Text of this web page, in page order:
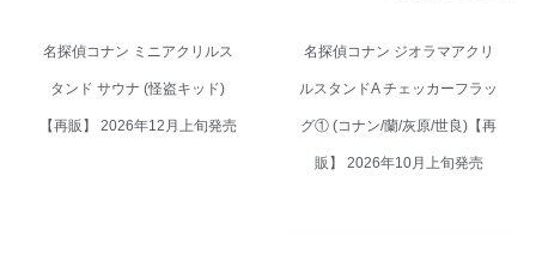
名探偵コナン ミニアクリルス
タンド サウナ (怪盗キッド)
【再販】 2026年12月上旬発売
名探偵コナン ジオラマアクリ
ルスタンドA チェッカーフラッ
グ① (コナン/蘭/灰原/世良)【再
販】 2026年10月上旬発売